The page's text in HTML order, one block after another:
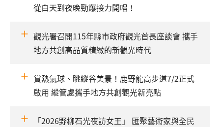
從白天到夜晚勁爆接力開唱！
觀光署召開115年縣市政府觀光首長座談會 攜手
地方共創高品質精緻的新觀光時代
賞熱氣球、眺縱谷美景！鹿野龍高步道7/2正式
啟用 縱管處攜手地方共創觀光新亮點
「2026野柳石光夜訪女王」 匯聚藝術家與全民